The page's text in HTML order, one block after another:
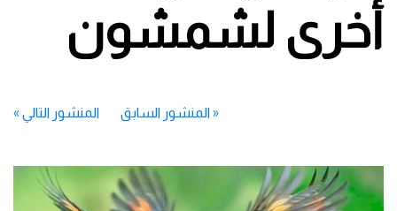
أخرى لشمشون
«المنشور السابق المنشور التالي »